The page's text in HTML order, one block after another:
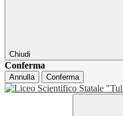
Chiudi
Conferma
Annulla Conferma